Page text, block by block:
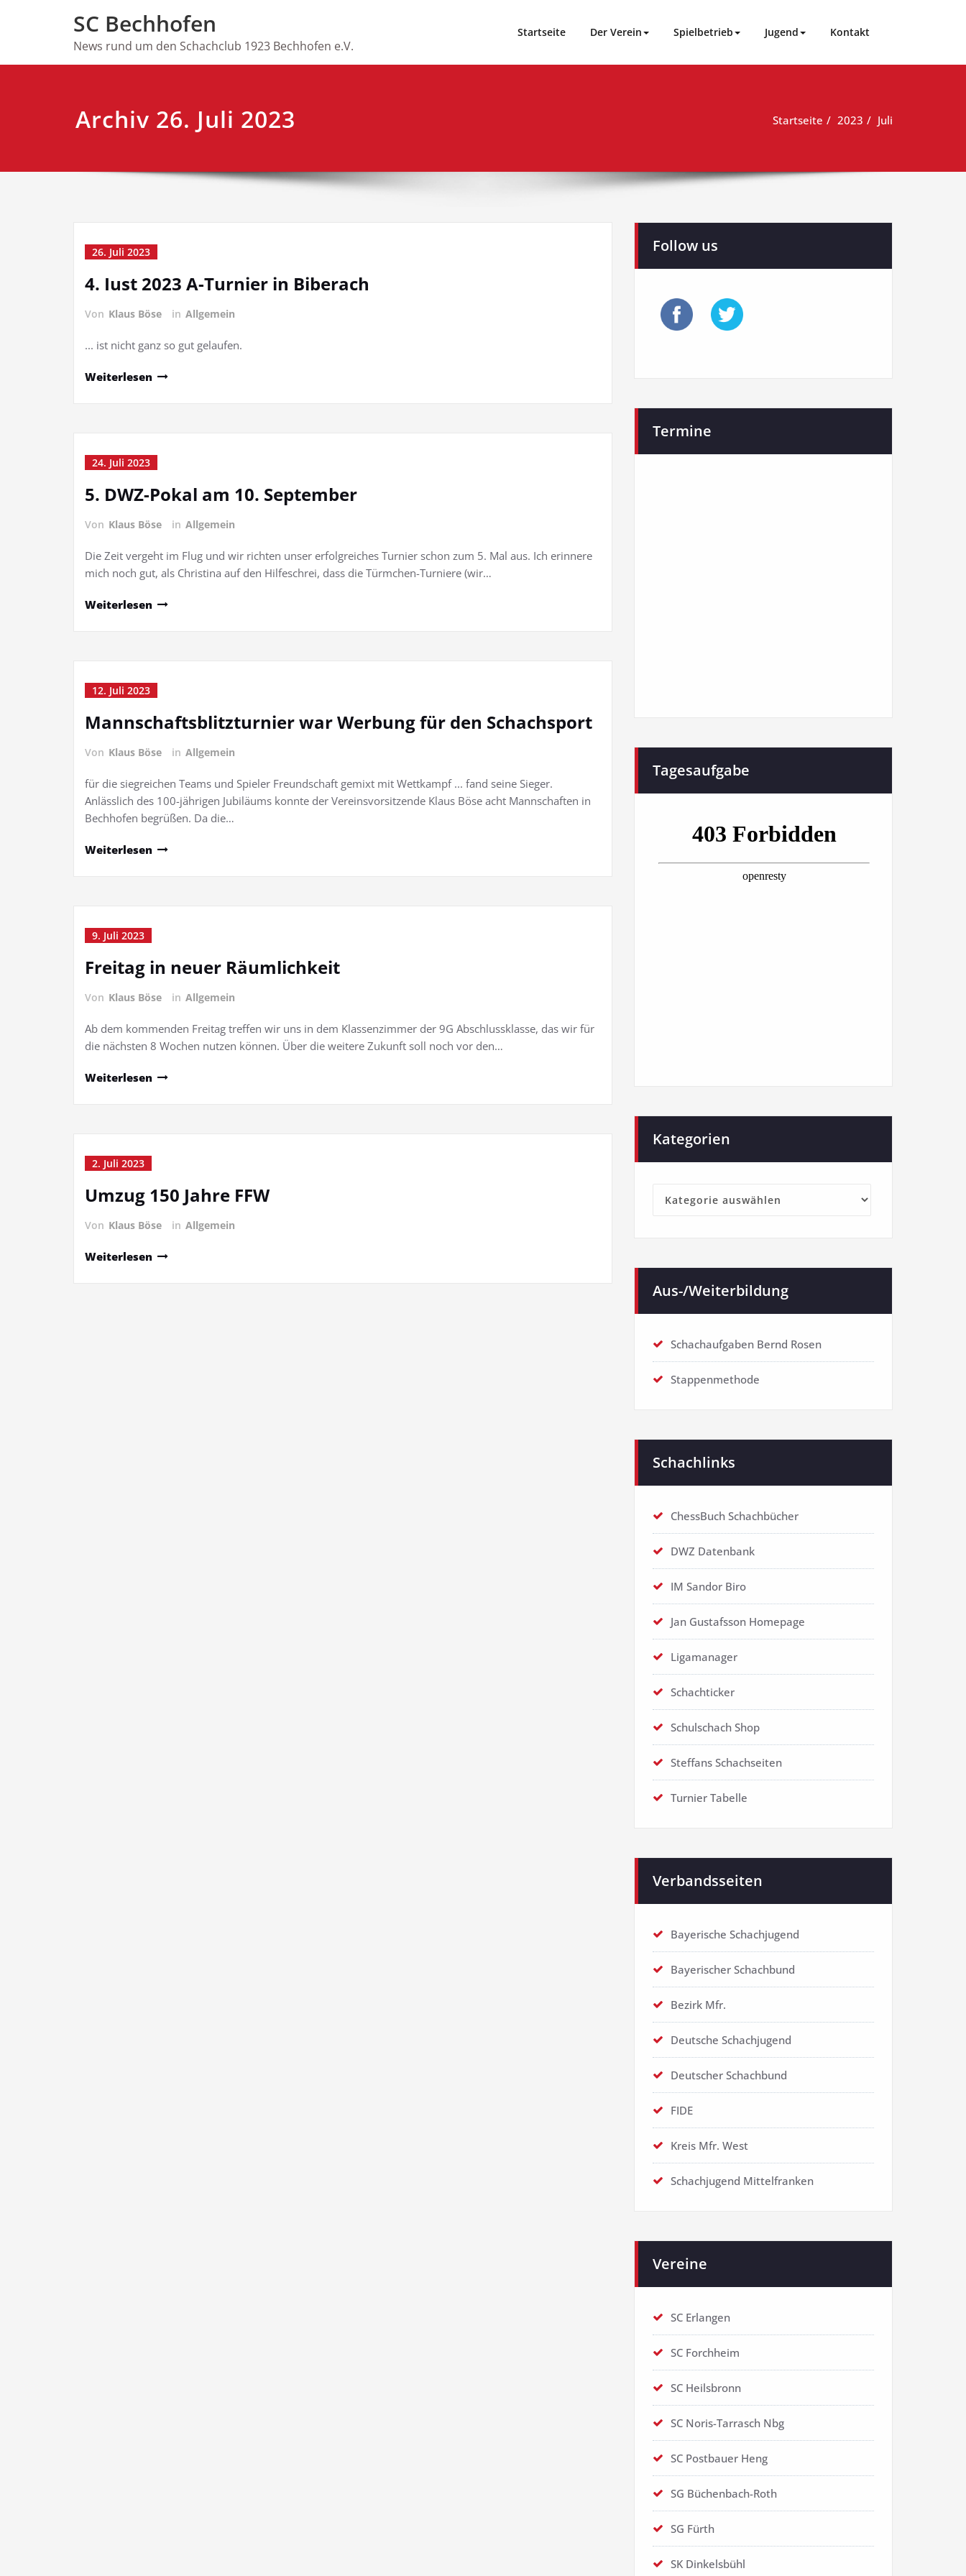
SC Bechhofen
News rund um den Schachclub 1923 Bechhofen e.V.
Startseite Der Verein Spielbetrieb Jugend Kontakt
Archiv 26. Juli 2023 Startseite 2023 Juli
26. Juli 2023
4. Iust 2023 A-Turnier in Biberach
Von Klaus Böse in Allgemein
... ist nicht ganz so gut gelaufen.
Weiterlesen
24. Juli 2023
5. DWZ-Pokal am 10. September
Von Klaus Böse in Allgemein
Die Zeit vergeht im Flug und wir richten unser erfolgreiches Turnier schon zum 5. Mal aus. Ich erinnere
mich noch gut, als Christina auf den Hilfeschrei, dass die Türmchen-Turniere (wir…
Weiterlesen
12. Juli 2023
Mannschaftsblitzturnier war Werbung für den Schachsport
Von Klaus Böse in Allgemein
für die siegreichen Teams und Spieler Freundschaft gemixt mit Wettkampf ... fand seine Sieger.
Anlässlich des 100-jährigen Jubiläums konnte der Vereinsvorsitzende Klaus Böse acht Mannschaften in
Bechhofen begrüßen. Da die…
Weiterlesen
9. Juli 2023
Freitag in neuer Räumlichkeit
Von Klaus Böse in Allgemein
Ab dem kommenden Freitag treffen wir uns in dem Klassenzimmer der 9G Abschlussklasse, das wir für
die nächsten 8 Wochen nutzen können. Über die weitere Zukunft soll noch vor den…
Weiterlesen
2. Juli 2023
Umzug 150 Jahre FFW
Von Klaus Böse in Allgemein
Weiterlesen
Follow us
Termine
Tagesaufgabe
Kategorien
Kategorien
Aus-/Weiterbildung
Schachaufgaben Bernd Rosen
Stappenmethode
Schachlinks
ChessBuch Schachbücher
DWZ Datenbank
IM Sandor Biro
Jan Gustafsson Homepage
Ligamanager
Schachticker
Schulschach Shop
Steffans Schachseiten
Turnier Tabelle
Verbandsseiten
Bayerische Schachjugend
Bayerischer Schachbund
Bezirk Mfr.
Deutsche Schachjugend
Deutscher Schachbund
FIDE
Kreis Mfr. West
Schachjugend Mittelfranken
Vereine
SC Erlangen
SC Forchheim
SC Heilsbronn
SC Noris-Tarrasch Nbg
SC Postbauer Heng
SG Büchenbach-Roth
SG Fürth
SK Dinkelsbühl